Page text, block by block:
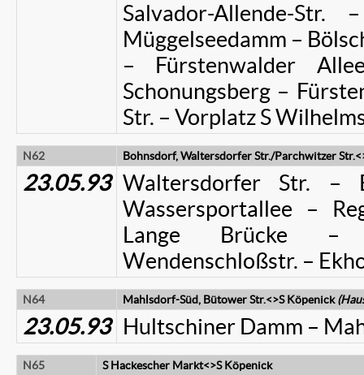
Salvador-Allende-
Müggelseedamm –
– Fürstenwalder
Schonungsberg –
Str. – Vorplatz S
N62 Bohnsdorf, Waltersdorfer Str./Parchwitzer
23.05.93 Waltersdorfer Str. –
Wassersportallee –
Lange Brücke –
Wendenschloßstr. –
N64 Mahlsdorf-Süd, Bütower Str.<>S Köpenick
23.05.93 Hultschiner Damm –
N65 S Hackescher Markt<>S Köpenick